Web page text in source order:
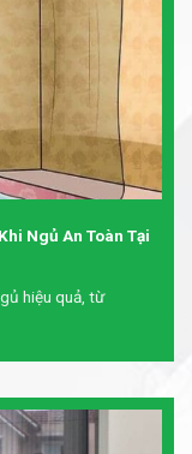
Ngủ An Toàn Tại
hiệu quả, từ